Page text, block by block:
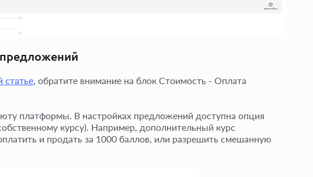
статье , обратите внимание на блок Стоимость - Оплата
платформы. В настройках предложений доступна опция
курсу). Например, дополнительный курс
и продать за 1000 баллов, или разрешить смешанную